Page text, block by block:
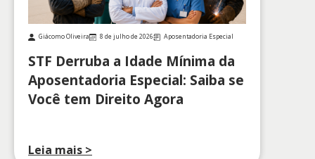
Giácomo Oliveira 8 de julho de 2026 Aposentadoria Especial
STF Derruba a Idade Mínima da
Aposentadoria Especial: Saiba se
Você tem Direito Agora
Leia mais >